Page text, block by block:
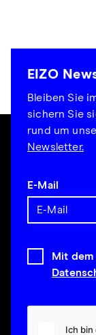
EIZO
Bleiben Sie
sichern Sie
rund um
Newsletter.
E-Mail
Mit